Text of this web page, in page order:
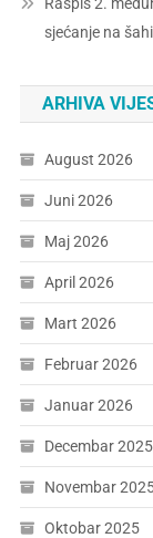
sjećanje na
ARHIVA
August 2026
Juni 2026
Maj 2026
April 2026
Mart 2026
Februar 2026
Januar 2026
Decembar 2025
Novembar
Oktobar 2025